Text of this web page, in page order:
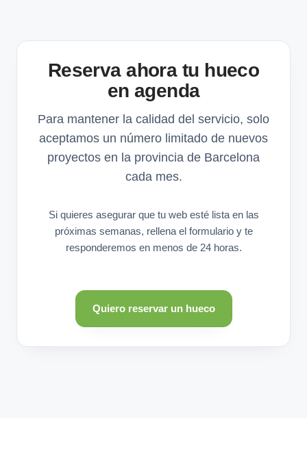
Reserva ahora tu hueco
en agenda
Para mantener la calidad del servicio, solo
aceptamos un número limitado de nuevos
proyectos en la provincia de Barcelona
cada mes.
Si quieres asegurar que tu web esté lista en las
próximas semanas, rellena el formulario y te
responderemos en menos de 24 horas.
Quiero reservar un hueco